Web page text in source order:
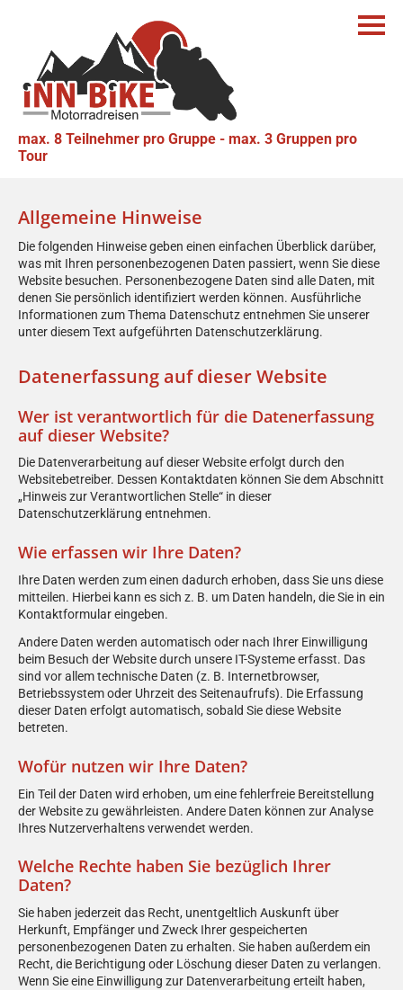
max. 8 Teilnehmer pro Gruppe - max. 3 Gruppen pro
Tour
Datenschutz­erklärung
1. Datenschutz auf einen Blick
Allgemeine Hinweise
Die folgenden Hinweise geben einen einfachen Überblick darüber,
was mit Ihren personenbezogenen Daten passiert, wenn Sie diese
Website besuchen. Personenbezogene Daten sind alle Daten, mit
denen Sie persönlich identifiziert werden können. Ausführliche
Informationen zum Thema Datenschutz entnehmen Sie unserer
unter diesem Text aufgeführten Datenschutzerklärung.
Datenerfassung auf dieser Website
Wer ist verantwortlich für die Datenerfassung
auf dieser Website?
Die Datenverarbeitung auf dieser Website erfolgt durch den
Websitebetreiber. Dessen Kontaktdaten können Sie dem Abschnitt
„Hinweis zur Verantwortlichen Stelle“ in dieser
Datenschutzerklärung entnehmen.
Wie erfassen wir Ihre Daten?
Ihre Daten werden zum einen dadurch erhoben, dass Sie uns diese
mitteilen. Hierbei kann es sich z. B. um Daten handeln, die Sie in ein
Kontaktformular eingeben.
Andere Daten werden automatisch oder nach Ihrer Einwilligung
beim Besuch der Website durch unsere IT-Systeme erfasst. Das
sind vor allem technische Daten (z. B. Internetbrowser,
Betriebssystem oder Uhrzeit des Seitenaufrufs). Die Erfassung
dieser Daten erfolgt automatisch, sobald Sie diese Website
betreten.
Wofür nutzen wir Ihre Daten?
Ein Teil der Daten wird erhoben, um eine fehlerfreie Bereitstellung
der Website zu gewährleisten. Andere Daten können zur Analyse
Ihres Nutzerverhaltens verwendet werden.
Welche Rechte haben Sie bezüglich Ihrer
Daten?
Sie haben jederzeit das Recht, unentgeltlich Auskunft über
Herkunft, Empfänger und Zweck Ihrer gespeicherten
personenbezogenen Daten zu erhalten. Sie haben außerdem ein
Recht, die Berichtigung oder Löschung dieser Daten zu verlangen.
Wenn Sie eine Einwilligung zur Datenverarbeitung erteilt haben,